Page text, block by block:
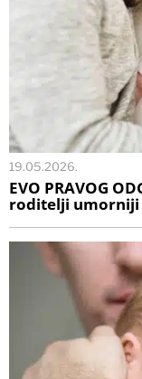
19.05.2026.
EVO PRAVOG
roditelji umorniji